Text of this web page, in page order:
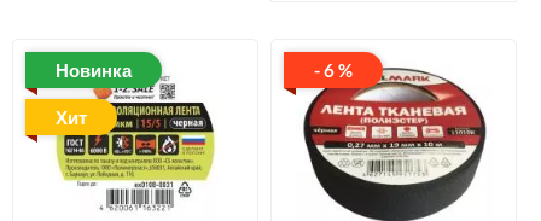
Новинка
Хит
- 6 %